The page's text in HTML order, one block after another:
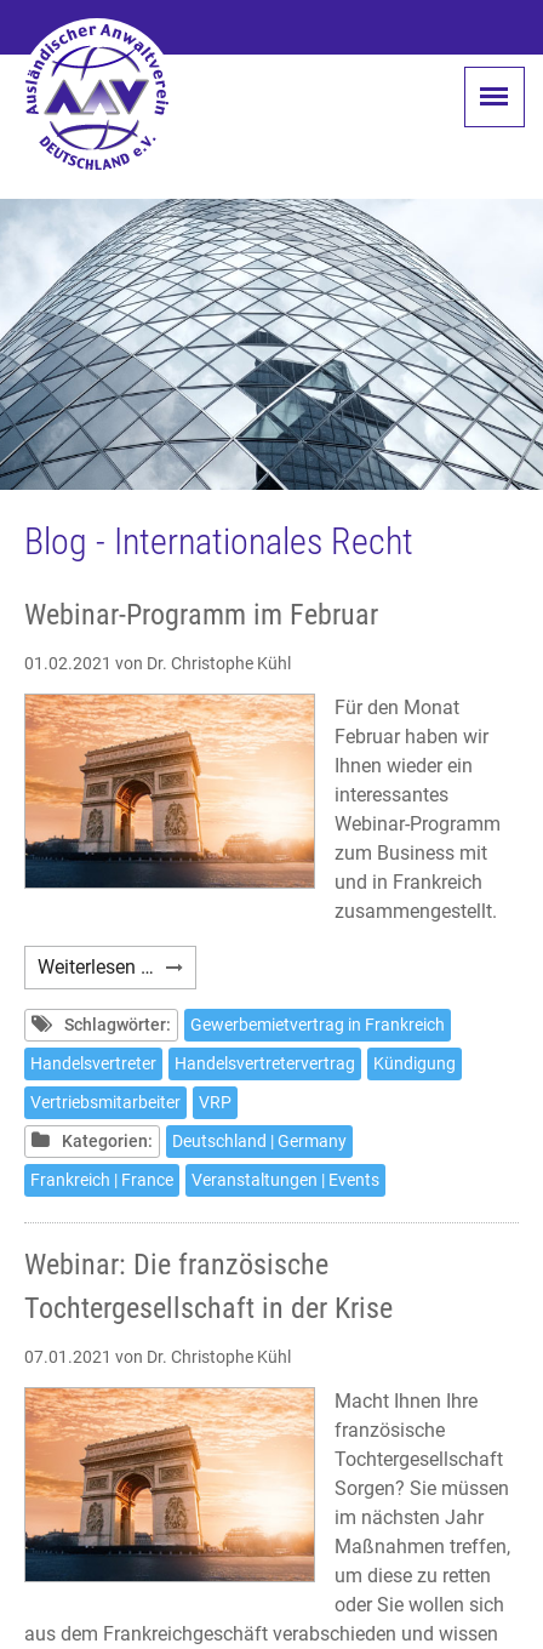
Blog - Internationales Recht
Webinar-Programm im Februar
01.02.2021 von Dr. Christophe Kühl
Für den Monat
Februar haben wir
Ihnen wieder ein
interessantes
Webinar-Programm
zum Business mit
und in Frankreich
zusammengestellt.
Weiterlesen … Webinar-
Programm
im
Februar
Schlagwörter:
Gewerbemietvertrag in Frankreich
Handelsvertreter
Handelsvertretervertrag
Kündigung
Vertriebsmitarbeiter
VRP
Kategorien:
Deutschland | Germany
Frankreich | France
Veranstaltungen | Events
Webinar: Die französische
Tochtergesellschaft in der Krise
07.01.2021 von Dr. Christophe Kühl
Macht Ihnen Ihre
französische
Tochtergesellschaft
Sorgen? Sie müssen
im nächsten Jahr
Maßnahmen treffen,
um diese zu retten
oder Sie wollen sich
aus dem Frankreichgeschäft verabschieden und wissen